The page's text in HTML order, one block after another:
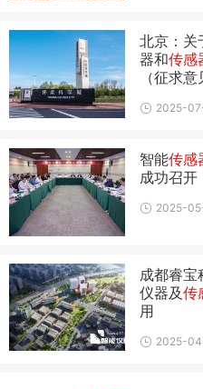
北京：关
器和传感
（征求意
2025-
智能传感
成功召开
2025-
成都睿宝
仪器及传
用
2025-